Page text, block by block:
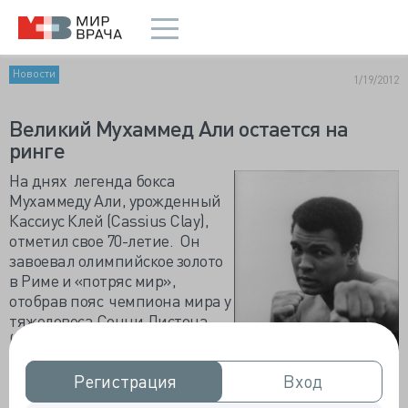
Регистрация
Регистрация Вход
Вход
Новости 1/19/2012
Великий Мухаммед Али остается на
ринге
На днях легенда бокса
Мухаммеду Али, урожденный
Кассиус Клей (Cassius Clay),
отметил свое 70-летие. Он
завоевал олимпийское золото
в Риме и «потряс мир»,
отобрав пояс чемпиона мира у
тяжеловеса Сонни Листона
(Sonny Liston) в 1964 году.
После этой победы Али еще
восемь раз подтверждал свой
титул. После лишения всех